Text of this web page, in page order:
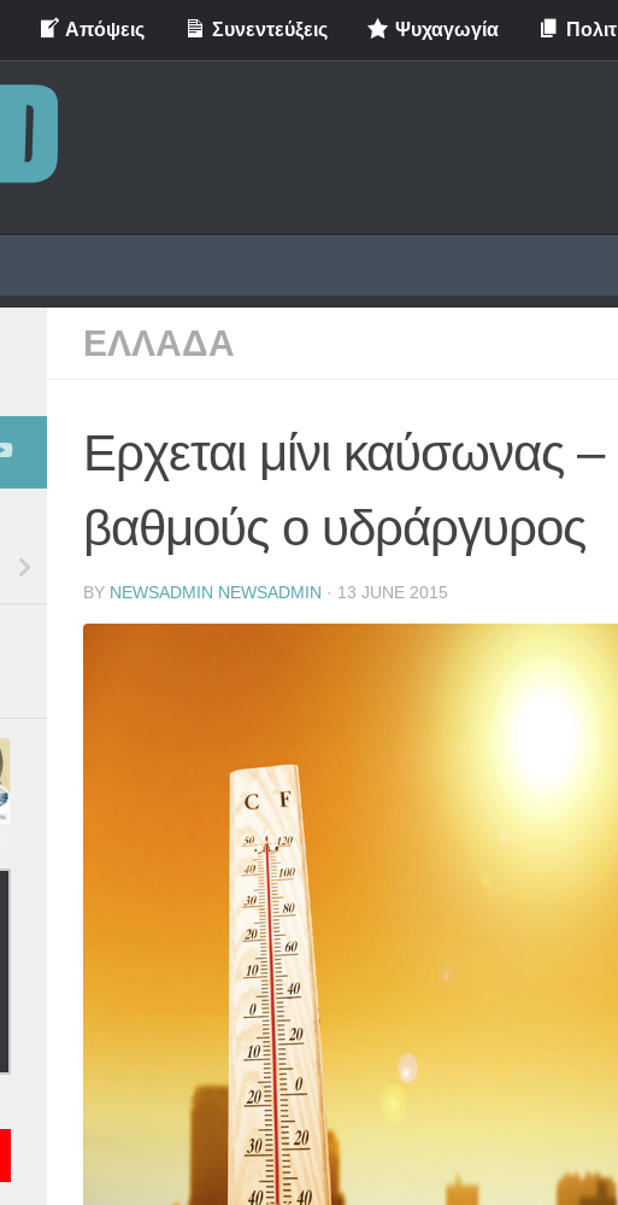
Απόψεις Συνεντεύξεις Ψυχαγωγία
ΕΛΛΑΔΑ
Ερχεται μίνι καύσωνας
βαθμούς ο υδράργυρος
BY NEWSADMIN NEWSADMIN · 13 JUNE 2015